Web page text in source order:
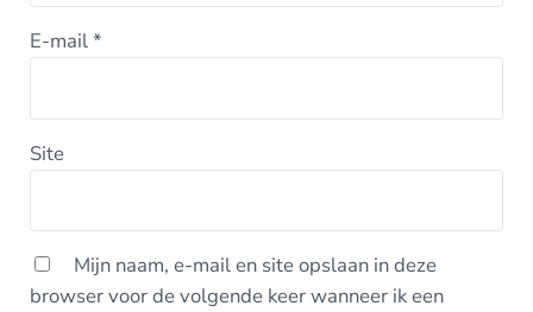
E-mail*
Site
Mijn naam, e-mail en site opslaan in deze
browser voor de volgende keer wanneer ik een